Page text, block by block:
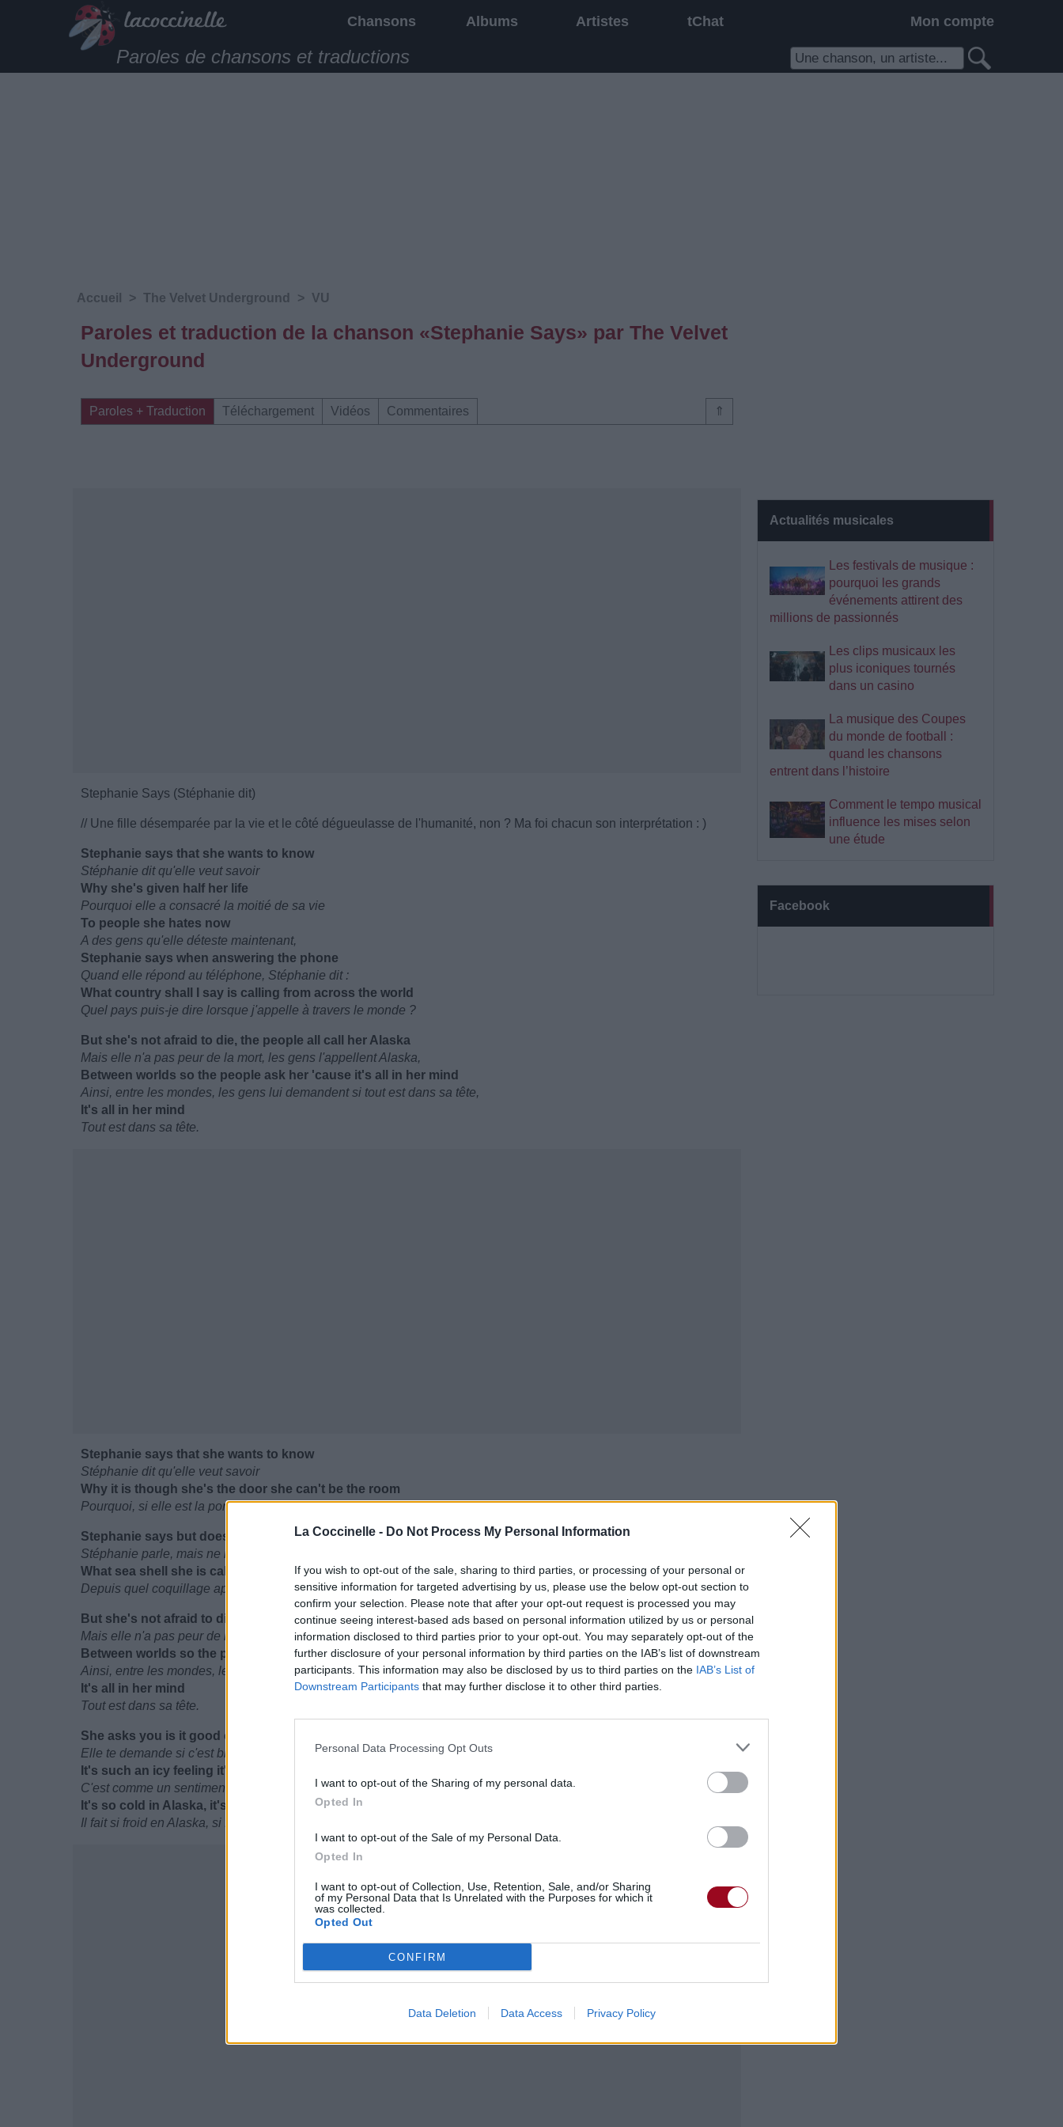
La Coccinelle - Do Not Process My Personal Information
If you wish to opt-out of the sale, sharing to third parties, or processing of your personal or
sensitive information for targeted advertising by us, please use the below opt-out section to
confirm your selection. Please note that after your opt-out request is processed you may
continue seeing interest-based ads based on personal information utilized by us or personal
information disclosed to third parties prior to your opt-out. You may separately opt-out of the
further disclosure of your personal information by third parties on the IAB’s list of downstream
participants. This information may also be disclosed by us to third parties on the IAB’s List of
Downstream Participants that may further disclose it to other third parties.
Personal Data Processing Opt Outs
I want to opt-out of the Sharing of my personal data.
Opted In
I want to opt-out of the Sale of my Personal Data.
Opted In
I want to opt-out of Collection, Use, Retention, Sale, and/or Sharing
of my Personal Data that Is Unrelated with the Purposes for which it
was collected.
Opted Out
CONFIRM
Data Deletion Data Access Privacy Policy
Chansons Albums Artistes tChat Mon compte
Paroles de chansons et traductions
Actualités musicales
Les festivals de musique :
pourquoi les grands
événements attirent des
millions de passionnés
Les clips musicaux les
plus iconiques tournés
dans un casino
La musique des Coupes
du monde de football :
quand les chansons
entrent dans l’histoire
Comment le tempo musical
influence les mises selon
une étude
Facebook
Accueil > The Velvet Underground > VU
Paroles et traduction de la chanson «Stephanie Says» par The Velvet
Underground
⇑
Paroles + Traduction Téléchargement Vidéos Commentaires
Stephanie Says (Stéphanie dit)
// Une fille désemparée par la vie et le côté dégueulasse de l'humanité, non ? Ma foi chacun son interprétation : )
Stephanie says that she wants to know
Stéphanie dit qu'elle veut savoir
Why she's given half her life
Pourquoi elle a consacré la moitié de sa vie
To people she hates now
A des gens qu'elle déteste maintenant,
Stephanie says when answering the phone
Quand elle répond au téléphone, Stéphanie dit :
What country shall I say is calling from across the world
Quel pays puis-je dire lorsque j'appelle à travers le monde ?
But she's not afraid to die, the people all call her Alaska
Mais elle n'a pas peur de la mort, les gens l'appellent Alaska,
Between worlds so the people ask her 'cause it's all in her mind
Ainsi, entre les mondes, les gens lui demandent si tout est dans sa tête,
It's all in her mind
Tout est dans sa tête.
Stephanie says that she wants to know
Stéphanie dit qu'elle veut savoir
Why it is though she's the door she can't be the room
Pourquoi, si elle est la porte, elle ne peut être la pièce ?
Stephanie says but doesn't hang up the phone
Stéphanie parle, mais ne raccroche pas le téléphone,
What sea shell she is calling from across the world
Depuis quel coquillage appelle-t-elle dans le monde ?
But she's not afraid to die, the people all cal her Alaska
Mais elle n'a pas peur de la mort, les gens l'appellent Alaska,
Between worlds so the people ask her 'cause it's all in her mind
Ainsi, entre les mondes, les gens lui demandent si tout est dans sa tête,
It's all in her mind
Tout est dans sa tête.
She asks you is it good or bad
Elle te demande si c'est bien ou mal,
It's such an icy feeling it's so cold in Alaska,
C'est comme un sentiment glacé, comme en Alaska,
It's so cold in Alaska, it's so cold in Alaska
Il fait si froid en Alaska, si froid en Alaska...